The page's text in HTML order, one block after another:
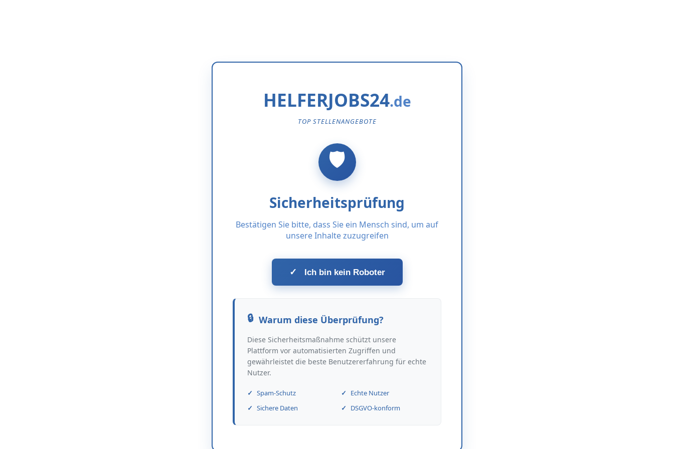
HELFERJOBS24
TOP STELLENANGEBOTE
Sicherheitsprüfung
Bestätigen Sie bitte, dass Sie ein Mensch sind, um auf
unsere Inhalte zuzugreifen
✓ Ich bin kein Roboter
Warum diese Überprüfung?
Diese Sicherheitsmaßnahme schützt unsere
Plattform vor automatisierten Zugriffen und
gewährleistet die beste Benutzererfahrung für echte
Nutzer.
Spam-Schutz
Echte Nutzer
Sichere Daten
DSGVO-konform